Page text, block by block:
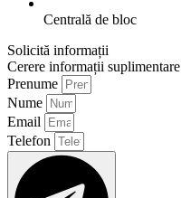
Centrală de bloc
Solicită informații
Cerere informații suplimentare
Prenume
Nume
Email
Telefon